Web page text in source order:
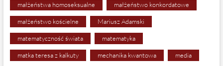
małżeństwa homoseksualne małżeństwo konkordatowe
małżeństwo kościelne Mariusz Adamski
matematyczność świata matematyka
matka teresa z kalkuty mechanika kwantowa media